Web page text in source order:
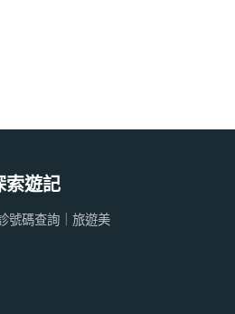
索遊記
號碼查詢｜旅遊美